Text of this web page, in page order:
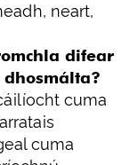
neart,
difear
cuma
cuma